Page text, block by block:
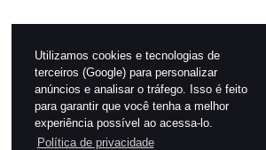
Utilizamos cookies e tecnologias de
terceiros (Google) para personalizar
anúncios e analisar o tráfego. Isso é feito
para garantir que você tenha a melhor
experiência possível ao acessa-lo.
Política de privacidade